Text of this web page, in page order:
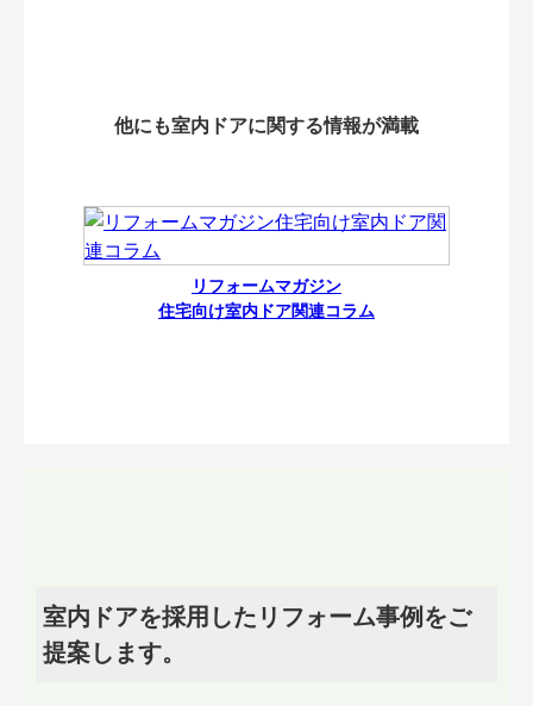
他にも室内ドアに関する情報が満載
リフォームマガジン
住宅向け室内ドア関連コラム
室内ドアを採用したリフォーム事例をご
提案します。